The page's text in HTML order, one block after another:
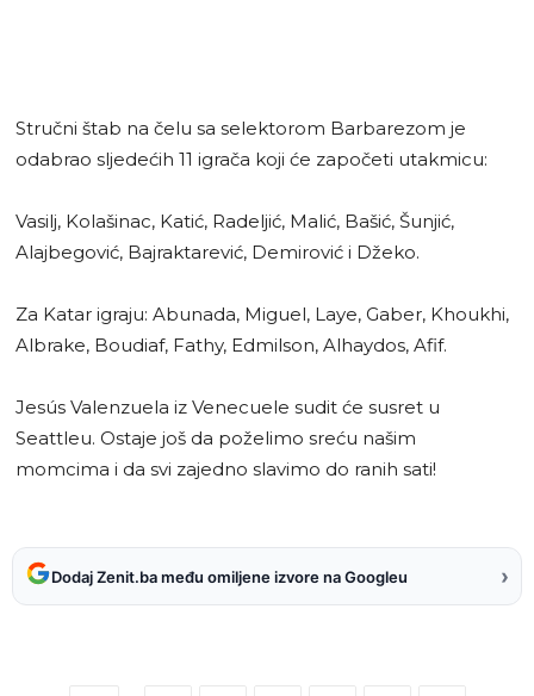
Stručni štab na čelu sa selektorom Barbarezom je
odabrao sljedećih 11 igrača koji će započeti utakmicu:
Vasilj, Kolašinac, Katić, Radeljić, Malić, Bašić, Šunjić,
Alajbegović, Bajraktarević, Demirović i Džeko.
Za Katar igraju: Abunada, Miguel, Laye, Gaber, Khoukhi,
Albrake, Boudiaf, Fathy, Edmilson, Alhaydos, Afif.
Jesús Valenzuela iz Venecuele sudit će susret u
Seattleu. Ostaje još da poželimo sreću našim
momcima i da svi zajedno slavimo do ranih sati!
Dodaj Zenit.ba među omiljene izvore na Googleu ›